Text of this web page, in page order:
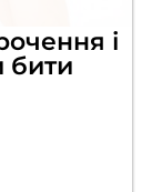
і
бити